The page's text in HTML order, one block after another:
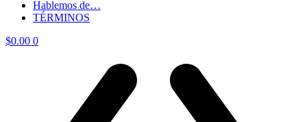
Hablemos de…
TÉRMINOS
$0.00 0